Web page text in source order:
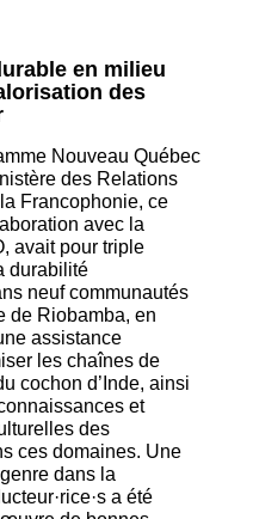
en milieu
des
Nouveau Québec
des Relations
Francophonie, ce
avec la
avait pour triple
durabilité
neufcommunautés
de Riobamba, en
assistance
les chaînes de
cochon d’Inde, ainsi
et
des
ces domaines. Une
dans la
a été